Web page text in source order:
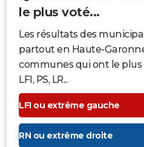
le plus voté...
Les résultats des
partout en Haute-
communes qui ont le plus
LFI, PS, LR...
LFI ou extrême gauche
RN ou extrême droite